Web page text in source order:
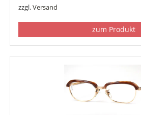
zzgl.Versand
zum Produkt